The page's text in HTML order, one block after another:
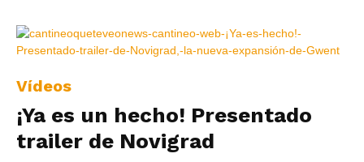
Vídeos
¡Ya es un hecho! Presentado
trailer de Novigrad